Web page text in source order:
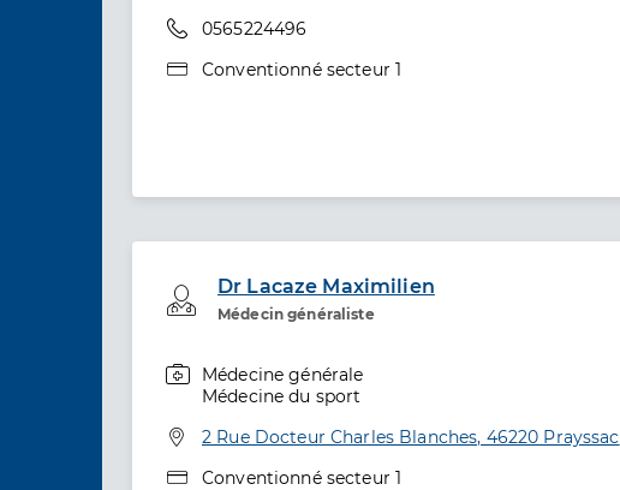
Téléphone
0565224496
Type de convention
Conventionné secteur 1
Dr Lacaze Maximilien
Médecin généraliste
Professionel de santé
Spécialités
Médecine générale
Médecine du sport
Adresse
2 Rue Docteur Charles Blanches, 46220 Prayssac
Type de convention
Conventionné secteur 1